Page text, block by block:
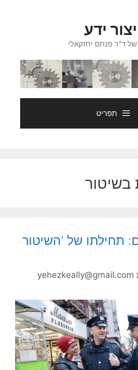
ידע
ד"ר פנחס יחזקאלי
תפריט
בשיטור
תחילתו של 'השיטור
yehezkeally@gmail.com